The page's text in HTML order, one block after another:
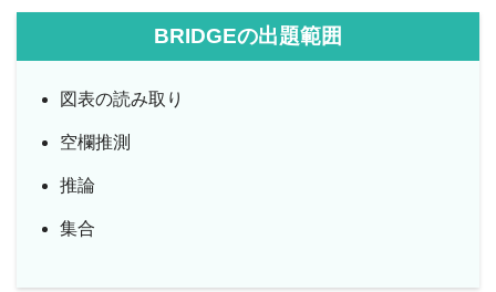
BRIDGEの出題範囲
図表の読み取り
空欄推測
推論
集合